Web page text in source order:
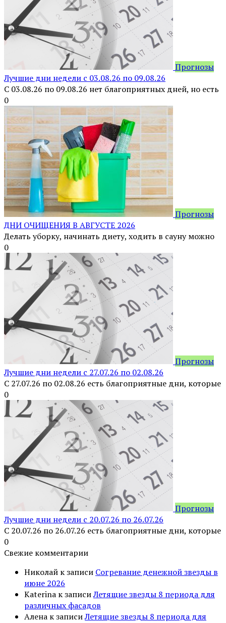
Прогнозы
Лучшие дни недели с 03.08.26 по 09.08.26
С 03.08.26 по 09.08.26 нет благоприятных дней, но есть
0
Прогнозы
ДНИ ОЧИЩЕНИЯ В АВГУСТЕ 2026
Делать уборку, начинать диету, ходить в сауну можно
0
Прогнозы
Лучшие дни недели с 27.07.26 по 02.08.26
С 27.07.26 по 02.08.26 есть благоприятные дни, которые
0
Прогнозы
Лучшие дни недели с 20.07.26 по 26.07.26
С 20.07.26 по 26.07.26 есть благоприятные дни, которые
0
Свежие комментарии
Николай к записи Согревание денежной звезды в
июне 2026
Katerina к записиЛетящие звезды 8 периода для
различных фасадов
Алена к записиЛетящие звезды 8 периода для